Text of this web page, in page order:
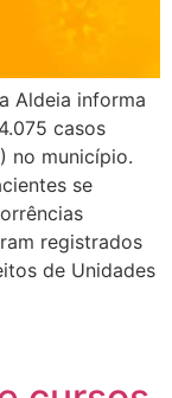
Aldeia informa
casos
no município.
se
registrados
de Unidades